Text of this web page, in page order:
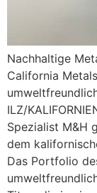
Nachhaltige
California
ILZ/
Spezialist M&H
dem
Das Portfolio